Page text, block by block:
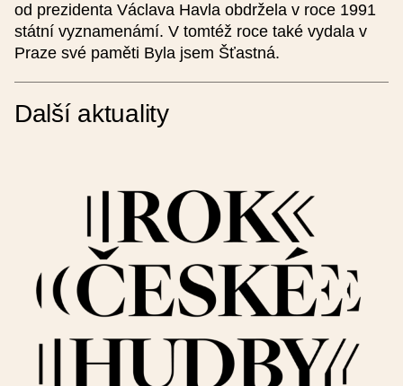
od prezidenta Václava Havla obdržela v roce 1991
státní vyznamenámí. V tomtéž roce také vydala v
Praze své paměti Byla jsem Šťastná.
Další aktuality
Popis (50-230 znaků) (anglicky)
Podrobný popis (nepovinné)
Cena (nepovinné)